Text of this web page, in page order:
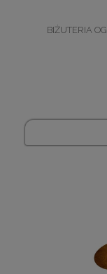
BIŻUTERIA